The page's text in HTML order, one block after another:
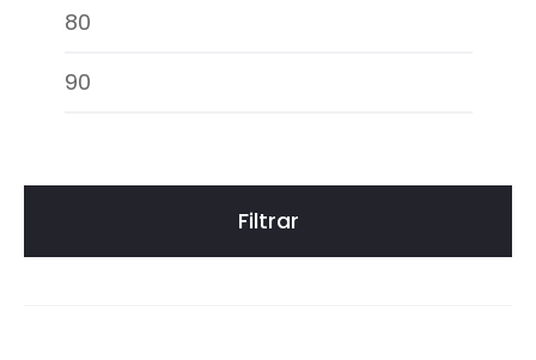
Precio
Filtrar